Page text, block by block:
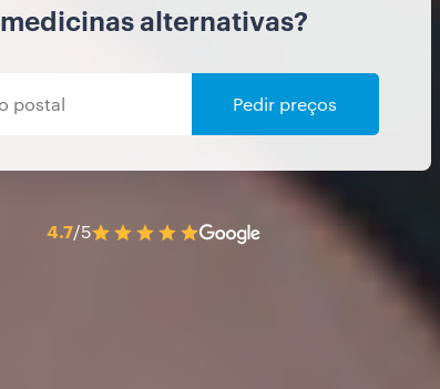
medicinas alternativas?
Pedir preços
4.7/5